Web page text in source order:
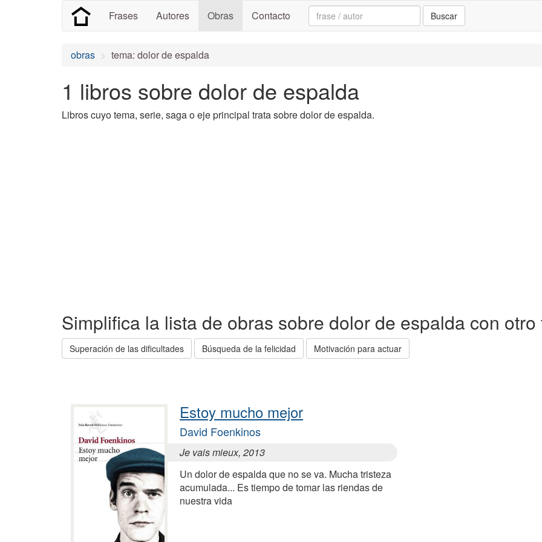
Frases Autores Obras Contacto Search: Buscar
obras tema: dolor de espalda
1 libros sobre dolor de espalda
Libros cuyo tema, serie, saga o eje principal trata sobre dolor de espalda.
Simplifica la lista de obras sobre dolor de espalda con otro
Superación de las dificultades Búsqueda de la felicidad Motivación para actuar
Estoy mucho mejor
David Foenkinos
Je vais mieux, 2013
Un dolor de espalda que no se va. Mucha tristeza
acumulada... Es tiempo de tomar las riendas de
nuestra vida